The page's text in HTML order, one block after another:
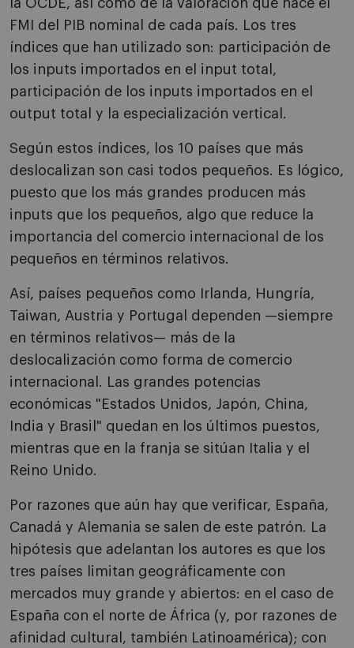
la OCDE, así como de la valoración que hace el
FMI del PIB nominal de cada país. Los tres
índices que han utilizado son: participación de
los inputs importados en el input total,
participación de los inputs importados en el
output total y la especialización vertical.
Según estos índices, los 10 países que más
deslocalizan son casi todos pequeños. Es lógico,
puesto que los más grandes producen más
inputs que los pequeños, algo que reduce la
importancia del comercio internacional de los
pequeños en términos relativos.
Así, países pequeños como Irlanda, Hungría,
Taiwan, Austria y Portugal dependen —siempre
en términos relativos— más de la
deslocalización como forma de comercio
internacional. Las grandes potencias
económicas "Estados Unidos, Japón, China,
India y Brasil" quedan en los últimos puestos,
mientras que en la franja se sitúan Italia y el
Reino Unido.
Por razones que aún hay que verificar, España,
Canadá y Alemania se salen de este patrón. La
hipótesis que adelantan los autores es que los
tres países limitan geográficamente con
mercados muy grande y abiertos: en el caso de
España con el norte de África (y, por razones de
afinidad cultural, también Latinoamérica); con